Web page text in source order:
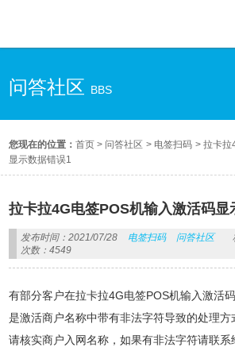
问答社区 BBS
您现在的位置：首页 > 问答社区 > 电签扫码 >拉卡拉
显示数据错误1
拉卡拉4G电签POS机输入激活码显
发布时间：2021/07/28 电签扫码 问答社区
次数：4549
有部分客户在拉卡拉4G电签POS机输入激活
是激活商户名称中带有非法字符导致的处理方
请核实商户入网名称，如果有非法字符请联